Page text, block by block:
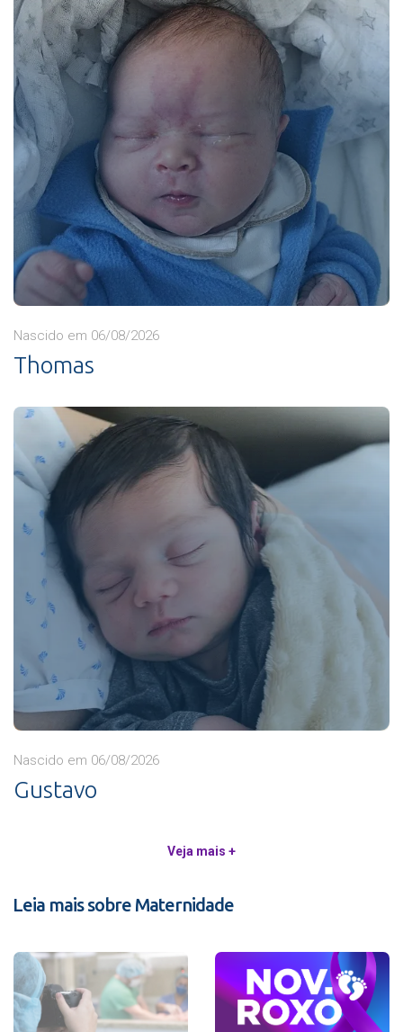
Nascido em 06/08/2026
Thomas
Nascido em 06/08/2026
Gustavo
Veja mais +
Leia mais sobre Maternidade